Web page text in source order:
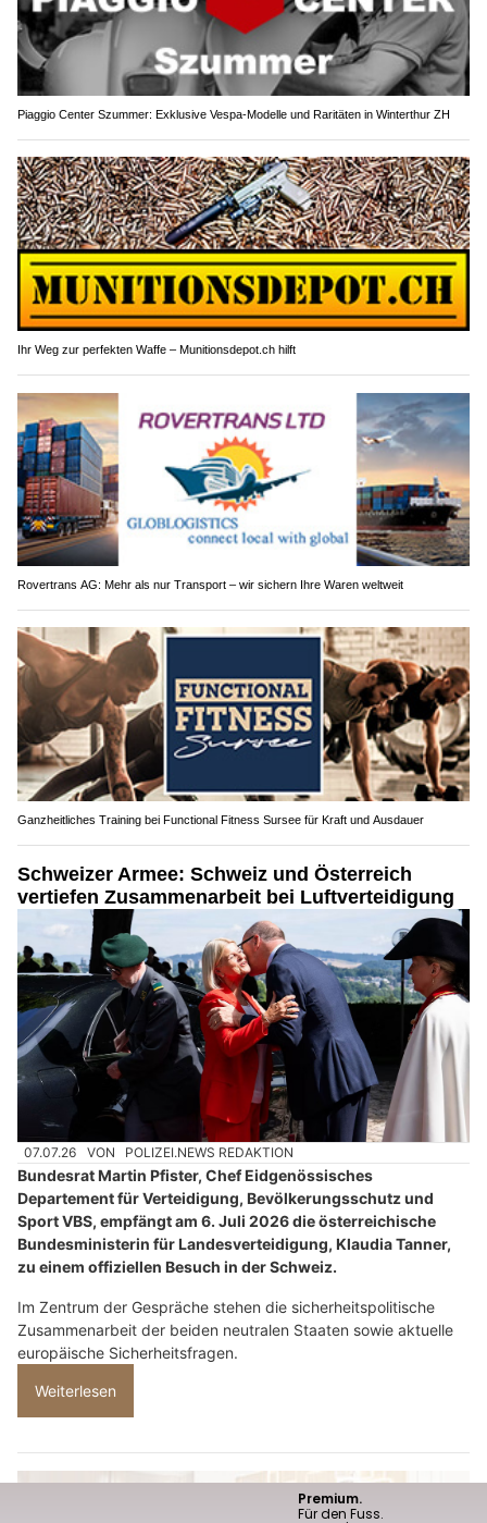
Piaggio Center Szummer: Exklusive Vespa-Modelle und Raritäten in Winterthur ZH
Ihr Weg zur perfekten Waffe – Munitionsdepot.ch hilft
Rovertrans AG: Mehr als nur Transport – wir sichern Ihre Waren weltweit
Ganzheitliches Training bei Functional Fitness Sursee für Kraft und Ausdauer
Schweizer Armee: Schweiz und Österreich
vertiefen Zusammenarbeit bei Luftverteidigung
07.07.26 VON POLIZEI.NEWS REDAKTION
Bundesrat Martin Pfister, Chef Eidgenössisches
Departement für Verteidigung, Bevölkerungsschutz und
Sport VBS, empfängt am 6. Juli 2026 die österreichische
Bundesministerin für Landesverteidigung, Klaudia Tanner,
zu einem offiziellen Besuch in der Schweiz.
Im Zentrum der Gespräche stehen die sicherheitspolitische
Zusammenarbeit der beiden neutralen Staaten sowie aktuelle
europäische Sicherheitsfragen.
Weiterlesen